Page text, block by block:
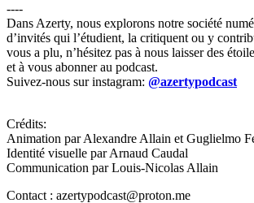
----
Dans Azerty, nous explorons notre société
d’invités qui l’étudient, la critiquent ou y
vous a plu, n’hésitez pas à nous laisser des
et à vous abonner au podcast.
Suivez-nous sur instagram: @azertypodcast
Crédits:
Animation par Alexandre Allain et Guglielmo
Identité visuelle par Arnaud Caudal
Communication par Louis-Nicolas Allain
Contact : azertypodcast@proton.me